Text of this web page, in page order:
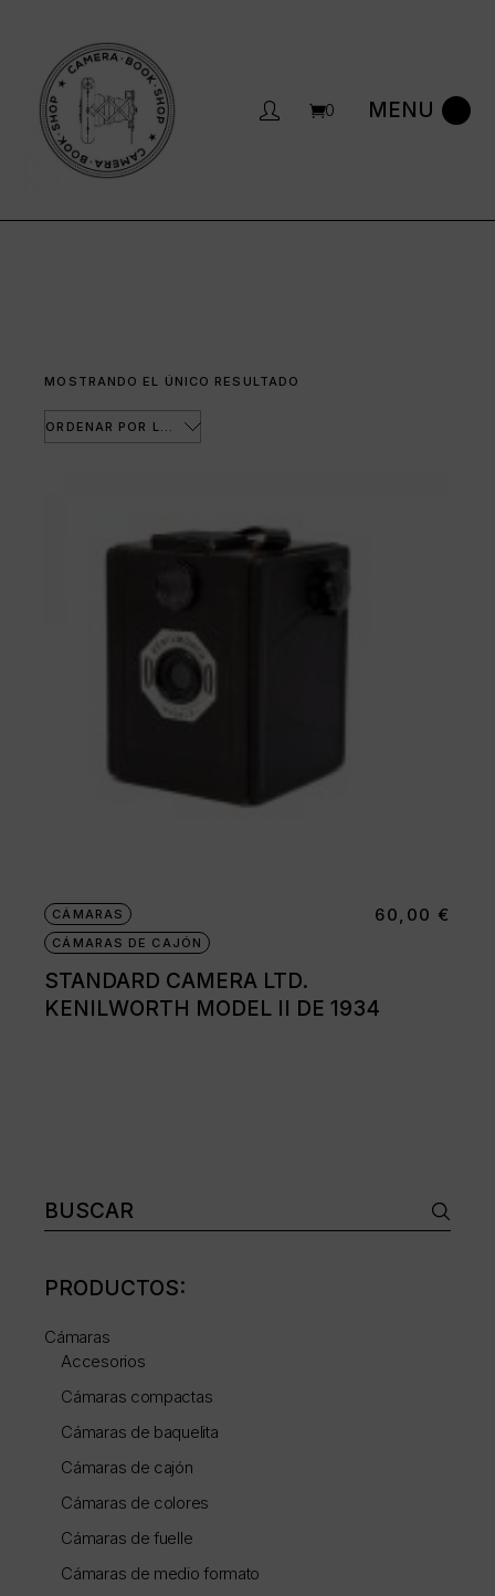
0
MOSTRANDO EL ÚNICO RESULTADO
CÁMARAS
CÁMARAS DE CAJÓN
STANDARD CAMERA LTD.
KENILWORTH MODEL II DE 1934
60,00 €
Buscar:
PRODUCTOS:
Cámaras
Accesorios
Cámaras compactas
Cámaras de baquelita
Cámaras de cajón
Cámaras de colores
Cámaras de fuelle
Cámaras de medio formato